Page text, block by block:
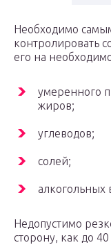
Необходимо
контролировать
его на
умеренного
жиров;
углеводов;
солей;
алкогольных
Недопустимо
сторону, как до